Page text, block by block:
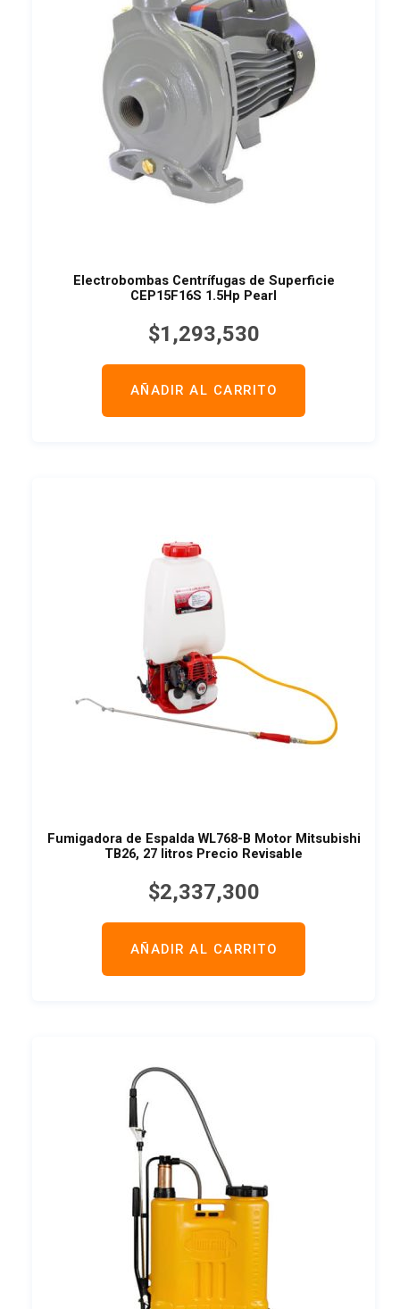
Electrobombas Centrífugas de Superficie
CEP15F16S 1.5Hp Pearl
$1,293,530
AÑADIR AL CARRITO
Fumigadora de Espalda WL768-B Motor Mitsubishi
TB26, 27 litros Precio Revisable
$2,337,300
AÑADIR AL CARRITO